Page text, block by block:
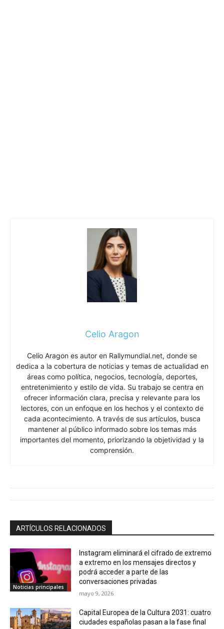
Celio Aragon
Celio Aragon es autor en Rallymundial.net, donde se
dedica a la cobertura de noticias y temas de actualidad en
áreas como política, negocios, tecnología, deportes,
entretenimiento y estilo de vida. Su trabajo se centra en
ofrecer información clara, precisa y relevante para los
lectores, con un enfoque en los hechos y el contexto de
cada acontecimiento. A través de sus artículos, busca
mantener al público informado sobre los temas más
importantes del momento, priorizando la objetividad y la
comprensión.
ARTÍCULOS RELACIONADOS
Noticias principales
Instagram eliminará el cifrado de extremo
a extremo en los mensajes directos y
podrá acceder a parte de las
conversaciones privadas
mayo 9, 2026
Capital Europea de la Cultura 2031: cuatro
ciudades españolas pasan a la fase final